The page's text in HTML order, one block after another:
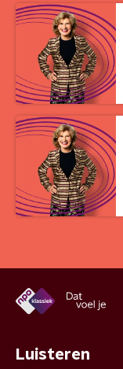
Luisteren